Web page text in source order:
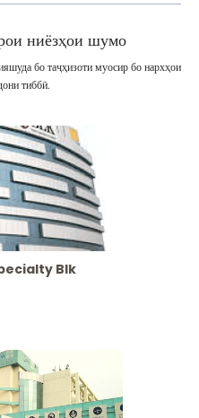
ниёзҳои шумо
бо таҷҳизоти муосир бо нархҳои
тиббӣ.
Blk